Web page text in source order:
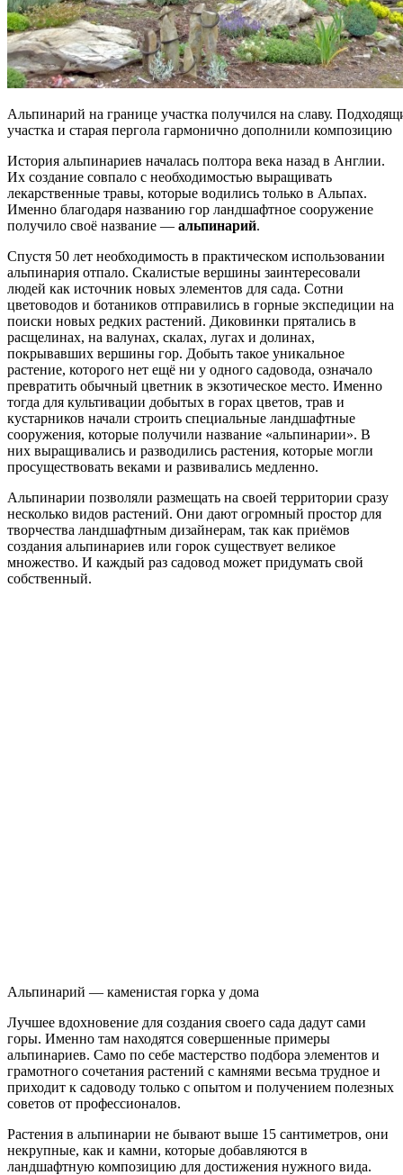
Альпинарий на границе участка получился на славу.
участка и старая пергола гармонично дополнили композицию
История альпинариев началась полтора века назад в Англии.
Их создание совпало с необходимостью выращивать
лекарственные травы, которые водились только в Альпах.
Именно благодаря названию гор ландшафтное сооружение
получило своё название — альпинарий.
Спустя 50 лет необходимость в практическом использовании
альпинария отпало. Скалистые вершины заинтересовали
людей как источник новых элементов для сада. Сотни
цветоводов и ботаников отправились в горные экспедиции на
поиски новых редких растений. Диковинки прятались в
расщелинах, на валунах, скалах, лугах и долинах,
покрывавших вершины гор. Добыть такое уникальное
растение, которого нет ещё ни у одного садовода, означало
превратить обычный цветник в экзотическое место. Именно
тогда для культивации добытых в горах цветов, трав и
кустарников начали строить специальные ландшафтные
сооружения, которые получили название «альпинарии». В
них выращивались и разводились растения, которые могли
просуществовать веками и развивались медленно.
Альпинарии позволяли размещать на своей территории сразу
несколько видов растений. Они дают огромный простор для
творчества ландшафтным дизайнерам, так как приёмов
создания альпинариев или горок существует великое
множество. И каждый раз садовод может придумать свой
собственный.
Альпинарий — каменистая горка у дома
Лучшее вдохновение для создания своего сада дадут сами
горы. Именно там находятся совершенные примеры
альпинариев. Само по себе мастерство подбора элементов и
грамотного сочетания растений с камнями весьма трудное и
приходит к садоводу только с опытом и получением полезных
советов от профессионалов.
Растения в альпинарии не бывают выше 15 сантиметров, они
некрупные, как и камни, которые добавляются в
ландшафтную композицию для достижения нужного вида.